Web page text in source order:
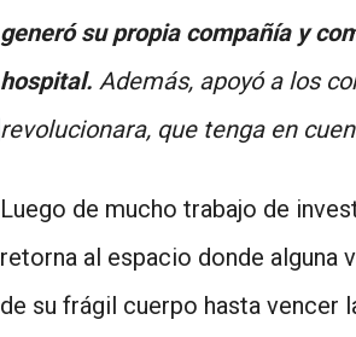
generó su propia compañía y
hospital. Además, apoyó a los
revolucionara, que tenga en
Luego de mucho trabajo de
retorna al espacio donde alguna
de su frágil cuerpo hasta vencer